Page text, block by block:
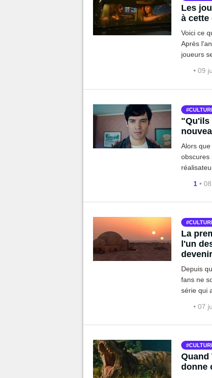
Les
à cette
Voici ce
Après
joueurs
• 09
"Qu'ils
Alors
obscures
1 •
La
l'un
Depuis
fans ne
série qui
• 07
Quand
donne